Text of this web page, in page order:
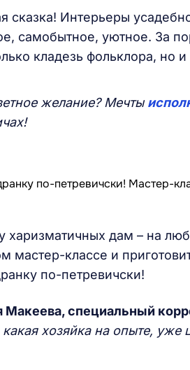
сказка! Интерьеры
самобытное, уютное. За
кладезь фольклора, но
желание? Мечты
харизматичных дам – на
мастер-классе и
по-петревичски!
Макеева, специальный
хозяйка на опыте, уже